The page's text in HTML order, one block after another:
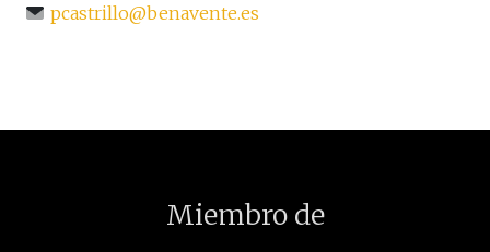
pcastrillo@benavente.es
Miembro de